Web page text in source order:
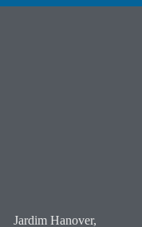
Jardim Hanover,